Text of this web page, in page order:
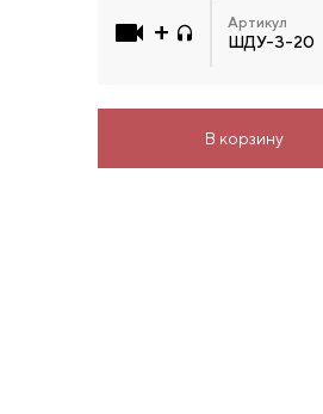
Артикул
ШДУ-3-20
В корзину